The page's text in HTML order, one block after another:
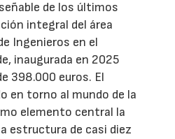
de los últimos
integral del área
Ingenieros en el
inaugurada en 2025
398.000 euros. El
en torno al mundo de la
elemento central la
estructura de casi diez